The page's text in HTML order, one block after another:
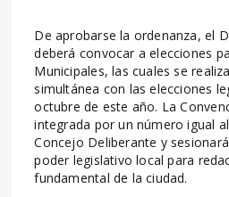
De aprobarse la ordenanza, el
deberá convocar a elecciones
Municipales, las cuales se
simultánea con las elecciones
octubre de este año. La
integrada por un número igual
Concejo Deliberante y
poder legislativo local para
fundamental de la ciudad.